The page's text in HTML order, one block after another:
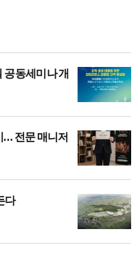
공동세미나 개
… 전문 매니저
다